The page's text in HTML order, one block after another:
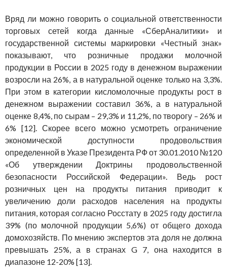
Вряд ли можно говорить о социальной ответственности
торговых сетей когда данные «СберАналитики» и
государственной системы маркировки «Честный знак»
показывают, что розничные продажи молочной
продукции в России в 2025 году в денежном выражении
возросли на 26%, а в натуральной оценке только на 3,3%.
При этом в категории кисломолочные продукты рост в
денежном выражении составил 36%, а в натуральной
оценке 8,4%, по сырам – 29,3% и 11,2%, по творогу – 26% и
6% [12]. Скорее всего можно усмотреть ограничение
экономической доступности продовольствия
определенной в Указе Президента РФ от 30.01.2010 №120
«Об утверждении Доктрины продовольственной
безопасности Российской Федерации». Ведь рост
розничных цен на продукты питания приводит к
увеличению доли расходов населения на продукты
питания, которая согласно Росстату в 2025 году достигла
39% (по молочной продукции 5,6%) от общего дохода
домохозяйств. По мнению экспертов эта доля не должна
превышать 25%, а в странах G 7, она находится в
диапазоне 12-20% [13].